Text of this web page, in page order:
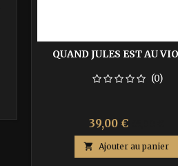
QUAND JULES EST AU
(0)
Prix
39,00 €
base
 Ajouter au panier